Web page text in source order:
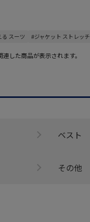
る スーツ #ジャケット ストレッチ
した商品が表示されます。
ベスト
その他